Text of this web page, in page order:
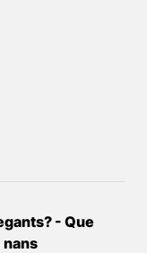
- Que
nans